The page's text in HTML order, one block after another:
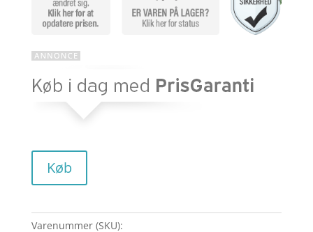
kr. 77,35.
Køb
Varenummer (SKU):